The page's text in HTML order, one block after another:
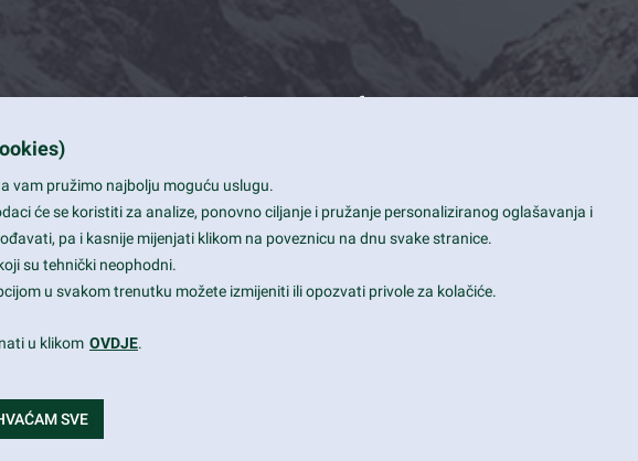
Contact Info
View, CA 94043
+1 650-253-0000
Daily: 9:00 am - 6:00 pm
vam pružimo najbolju moguću uslugu.
će se koristiti za analize, ponovno ciljanje i pružanje personaliziranog oglašavanja i
pa i kasnije mijenjati klikom na poveznicu na dnu svake stranice.
su tehnički neophodni.
u svakom trenutku možete izmijeniti ili opozvati privole za kolačiće.
u klikom OVDJE.
SVE